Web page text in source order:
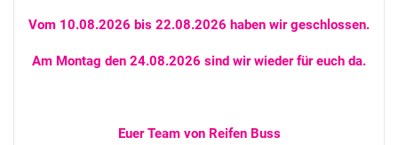
Vom 10.08.2026 bis 22.08.2026 haben wir geschlossen.
Am Montag den 24.08.2026 sind wir wieder für euch da.
Euer Team von Reifen Buss